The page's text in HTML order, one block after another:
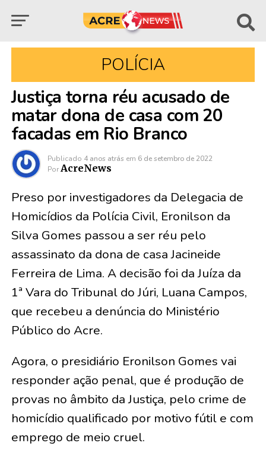
POLÍCIA
Justiça torna réu acusado de
matar dona de casa com 20
facadas em Rio Branco
Publicado 4 anos atrás em 6 de setembro de 2022
Por AcreNews
Preso por investigadores da Delegacia de
Homicídios da Polícia Civil, Eronilson da
Silva Gomes passou a ser réu pelo
assassinato da dona de casa Jacineide
Ferreira de Lima. A decisão foi da Juíza da
1ª Vara do Tribunal do Júri, Luana Campos,
que recebeu a denúncia do Ministério
Público do Acre.
Agora, o presidiário Eronilson Gomes vai
responder ação penal, que é produção de
provas no âmbito da Justiça, pelo crime de
homicídio qualificado por motivo fútil e com
emprego de meio cruel.